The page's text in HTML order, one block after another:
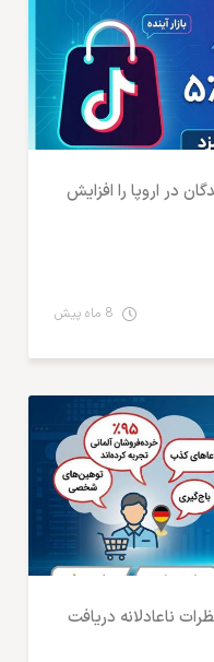
در اروپا را افزایش
تجارت الکترونیک
ناعادلانه دریافت